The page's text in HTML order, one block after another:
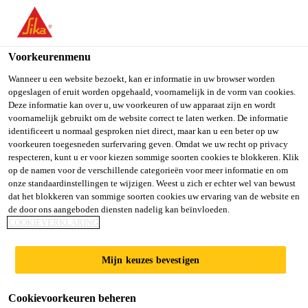
You are accessing "Sika Belgium", it seems you are accessing it
from "Verenigde Staten". We have a dedicated website for your
country.
TO SIKA
USA
STAY ON SIKA
BELGIUM
SELECT A
COUNTRY
Sika Belgium
ZWELBAN­DEN
Voorkeurenmenu
Wanneer u een website bezoekt, kan er informatie in uw browser worden
opgeslagen of eruit worden opgehaald, voornamelijk in de vorm van cookies.
Deze informatie kan over u, uw voorkeuren of uw apparaat zijn en wordt
voornamelijk gebruikt om de website correct te laten werken. De informatie
identificeert u normaal gesproken niet direct, maar kan u een beter op uw
voorkeuren toegesneden surfervaring geven. Omdat we uw recht op privacy
respecteren, kunt u er voor kiezen sommige soorten cookies te blokkeren. Klik
op de namen voor de verschillende categorieën voor meer informatie en om
onze standaardinstellingen te wijzigen. Weest u zich er echter wel van bewust
dat het blokkeren van sommige soorten cookies uw ervaring van de website en
de door ons aangeboden diensten nadelig kan beïnvloeden.
COOKIEVERKLARING
Mijn keuzes bevestigen
Cookievoorkeuren beheren